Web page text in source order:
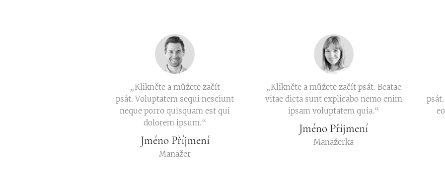
„Klikněte a můžete začít
psát. Voluptatem sequi nesciunt
neque porro quisquam est qui
dolorem ipsum.“
Jméno Příjmení
Manažer
„Klikněte a můžete začít psát. Beatae
vitae dicta sunt explicabo nemo enim
ipsam voluptatem quia.“
Jméno Příjmení
Manažerka